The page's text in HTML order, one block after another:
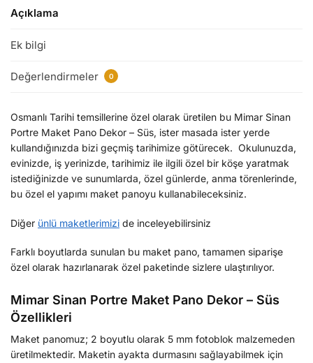
Açıklama
Ek bilgi
Değerlendirmeler 0
Osmanlı Tarihi temsillerine özel olarak üretilen bu Mimar Sinan
Portre Maket Pano Dekor – Süs, ister masada ister yerde
kullandığınızda bizi geçmiş tarihimize götürecek. Okulunuzda,
evinizde, iş yerinizde, tarihimiz ile ilgili özel bir köşe yaratmak
istediğinizde ve sunumlarda, özel günlerde, anma törenlerinde,
bu özel el yapımı maket panoyu kullanabileceksiniz.
Diğer ünlü maketlerimizi de inceleyebilirsiniz
Farklı boyutlarda sunulan bu maket pano, tamamen siparişe
özel olarak hazırlanarak özel paketinde sizlere ulaştırılıyor.
Mimar Sinan Portre Maket Pano Dekor – Süs
Özellikleri
Maket panomuz; 2 boyutlu olarak 5 mm fotoblok malzemeden
üretilmektedir. Maketin ayakta durmasını sağlayabilmek için